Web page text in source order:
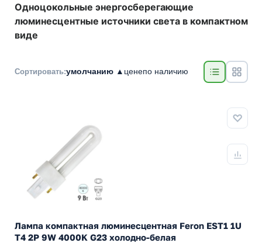
Одноцокольные энергосберегающие
люминесцентные источники света в компактном
виде
Сортировать:умолчанию ▲ ценепо наличию
Лампа компактная люминесцентная Feron EST1 1U
T4 2P 9W 4000K G23 холодно-белая